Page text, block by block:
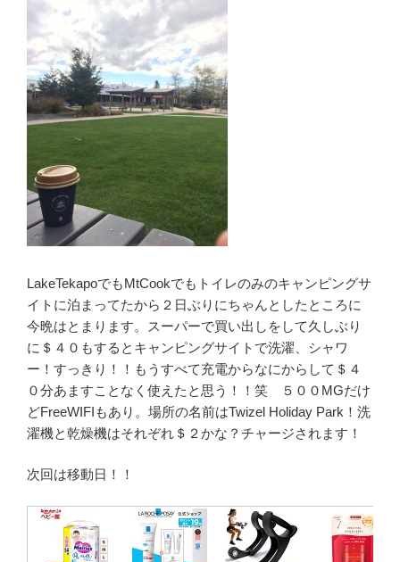
LakeTekapoでもMtCookでもトイレのみのキャンピングサ
イトに泊まってたから２日ぶりにちゃんとしたところに
今晩はとまります。スーパーで買い出しをして久しぶり
に＄４０もするとキャンピングサイトで洗濯、シャワ
ー！すっきり！！もうすべて充電からなにからして＄４
０分あますことなく使えたと思う！！笑 ５００MGだけ
どFreeWIFIもあり。場所の名前はTwizel Holiday Park！洗
濯機と乾燥機はそれぞれ＄２かな？チャージされます！
次回は移動日！！